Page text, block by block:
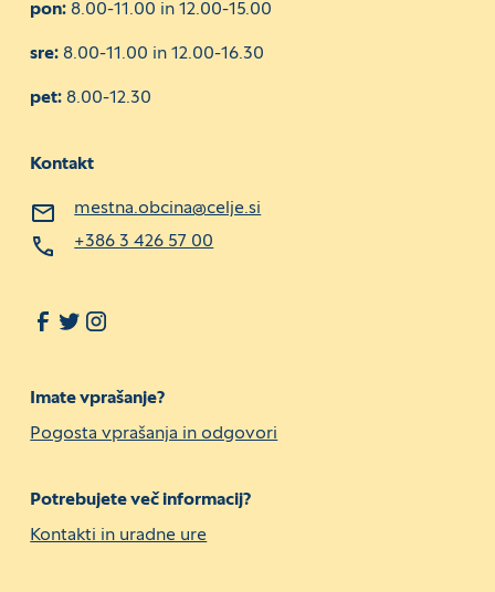
pon: 8.00-11.00 in 12.00-15.00
sre: 8.00-11.00 in 12.00-16.30
pet: 8.00-12.30
Kontakt
mestna.obcina@celje.si
+386 3 426 57 00
Imate vprašanje?
Pogosta vprašanja in odgovori
Potrebujete več informacij?
Kontakti in uradne ure